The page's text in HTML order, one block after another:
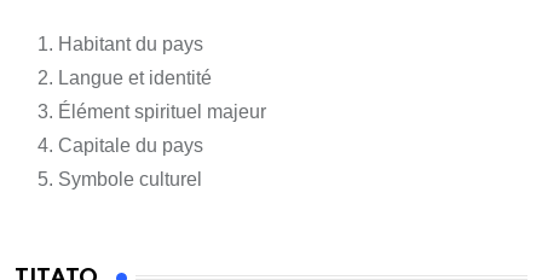
Habitant du pays
Langue et identité
Élément spirituel majeur
Capitale du pays
Symbole culturel